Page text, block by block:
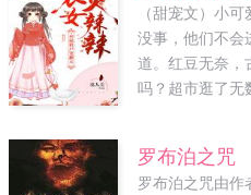
（甜宠文）小
没事，他们不会
道。红豆无奈，
吗？超市逛了无
罗布泊之咒
罗布泊之咒由